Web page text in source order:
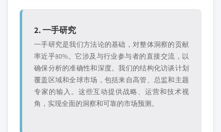
2. 一手研究
一手研究是我们方法论的基础，对整体洞察的贡献
率近乎80%。它涉及与行业参与者的直接交流，以
确保分析的准确性和深度。我们的结构化访谈计划
覆盖区域和全球市场，包括来自高管、总监和主题
专家的输入。这些互动提供战略、运营和技术视
角，实现全面的洞察和可靠的市场预测。